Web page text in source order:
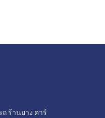
ร้านยาง คาร์